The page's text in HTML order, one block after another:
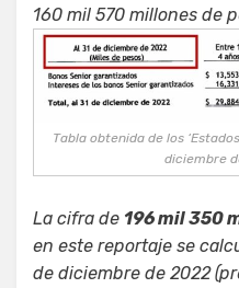
160 mil 570 millones de
Tabla obtenida de los
diciembre
La cifra de 196 mil 350
en este reportaje se
de diciembre de 2022